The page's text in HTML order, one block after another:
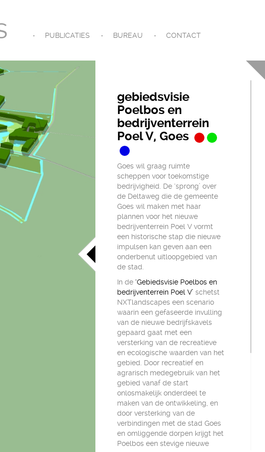
PUBLICATIES BUREAU CONTACT
gebiedsvisie
Poelbos en
bedrijventerrein
Poel V, Goes
Goes wil graag ruimte
scheppen voor toekomstige
bedrijvigheid. De ‘sprong’ over
de Deltaweg die de gemeente
Goes wil maken met haar
plannen voor het nieuwe
bedrijventerrein Poel V vormt
een historische stap die nieuwe
impulsen kan geven aan een
onderbenut uitloopgebied van
de stad.
In de ‘Gebiedsvisie Poelbos en
bedrijventerrein Poel V’ schetst
NXTlandscapes een scenario
waarin een gefaseerde invulling
van de nieuwe bedrijfskavels
gepaard gaat met een
versterking van de recreatieve
en ecologische waarden van het
gebied. Door recreatief en
agrarisch medegebruik van het
gebied vanaf de start
onlosmakelijk onderdeel te
maken van de ontwikkeling, en
door versterking van de
verbindingen met de stad Goes
en omliggende dorpen krijgt het
Poelbos een stevige nieuwe